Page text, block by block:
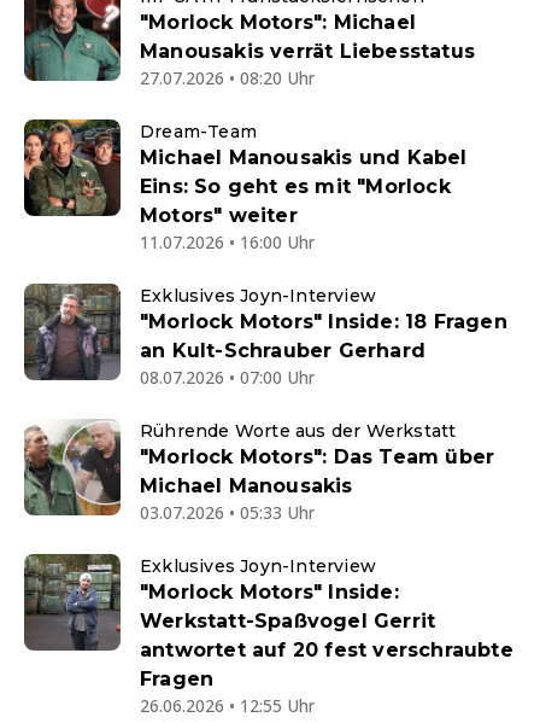
"Morlock Motors": Michael
Manousakis verrät Liebesstatus
27.07.2026 • 08:20 Uhr
Dream-Team
Michael Manousakis und Kabel
Eins: So geht es mit "Morlock
Motors" weiter
11.07.2026 • 16:00 Uhr
Exklusives Joyn-Interview
"Morlock Motors" Inside: 18 Fragen
an Kult-Schrauber Gerhard
08.07.2026 • 07:00 Uhr
Rührende Worte aus der Werkstatt
"Morlock Motors": Das Team über
Michael Manousakis
03.07.2026 • 05:33 Uhr
Exklusives Joyn-Interview
"Morlock Motors" Inside:
Werkstatt-Spaßvogel Gerrit
antwortet auf 20 fest verschraubte
Fragen
26.06.2026 • 12:55 Uhr